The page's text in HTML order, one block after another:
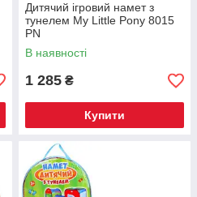
Дитячий ігровий намет з
тунелем My Little Pony 8015
PN
В наявності
1 285 ₴
Купити